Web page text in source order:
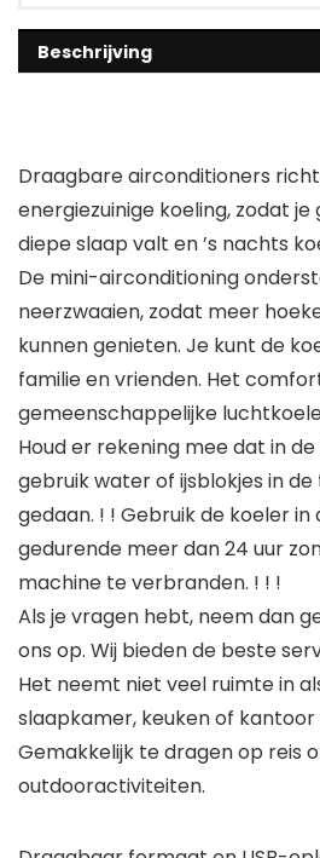
Beschrijving
Draagbare airconditioners
energiezuinige koeling, zodat je
diepe slaap valt en ’s nachts
De mini-airconditioning
neerzwaaien, zodat meer
kunnen genieten. Je kunt de
familie en vrienden. Het
gemeenschappelijke
Houd er rekening mee dat in
gebruik water of ijsblokjes in
gedaan. ! ! Gebruik de koeler in
gedurende meer dan 24 uur
machine te verbranden. ! ! !
Als je vragen hebt, neem dan
ons op. Wij bieden de beste
Het neemt niet veel ruimte in
slaapkamer, keuken of kantoor
Gemakkelijk te dragen op reis
outdooractiviteiten.